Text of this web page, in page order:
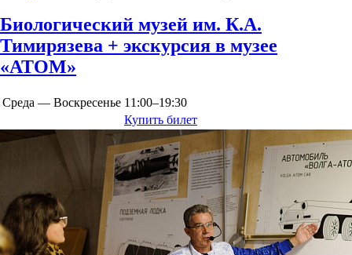
Биологический музей им. К.А.
Тимирязева + экскурсия в музее
«АТОМ»
Среда — Воскресенье 11:00–19:30
Купить билет